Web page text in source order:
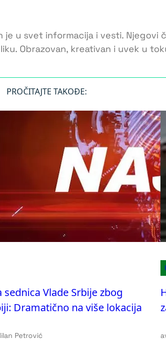
je u svet informacija i vesti.
Obrazovan, kreativan i uvek u
PROČITAJTE TAKOĐE:
sednica Vlade Srbije zbog
Dramatično na više lokacija
Petrović